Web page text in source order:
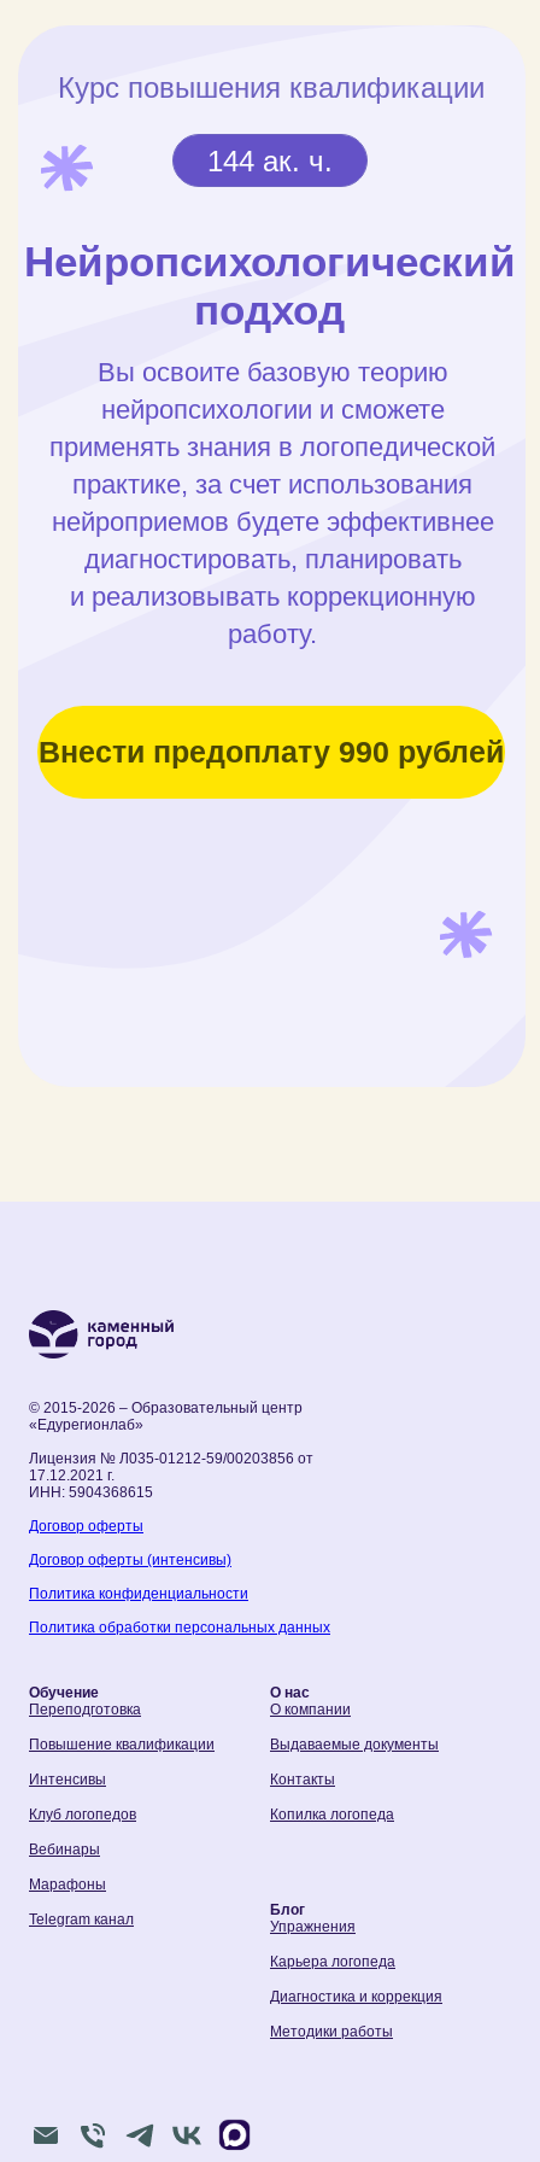
Нейропсихологический
Внести предоплату 990 рублей
Вы освоите базовую теорию
нейропсихологии и сможете
применять знания в логопедической
нейроприемов будете эффективнее
диагностировать, планировать
и реализовывать коррекционную
работу.
© 2015-2026 – Образовательный центр
«Едурегионлаб»
Лицензия № Л035-01212-59/00203856 от
17.12.2021 г.
ИНН: 5904368615
Договор оферты
Договор оферты (интенсивы)
Политика конфиденциальности
Политика обработки персональных данных
Обучение
Переподготовка
Повышение квалификации
Интенсивы
Клуб логопедов
Вебинары
Марафоны
Telegram канал
О нас
О компании
Выдаваемые документы
Контакты
Копилка логопеда
Блог
Упражнения
Карьера логопеда
Диагностика и коррекция
Методики работы